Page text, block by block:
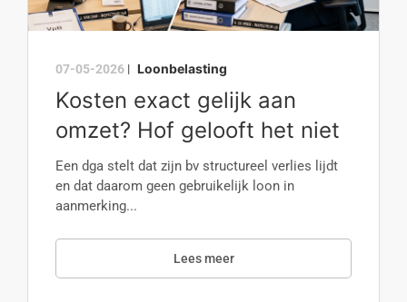
07-05-2026 | Loonbelasting
Kosten exact gelijk aan
omzet? Hof gelooft het niet
Een dga stelt dat zijn bv structureel verlies lijdt
en dat daarom geen gebruikelijk loon in
aanmerking...
Lees meer